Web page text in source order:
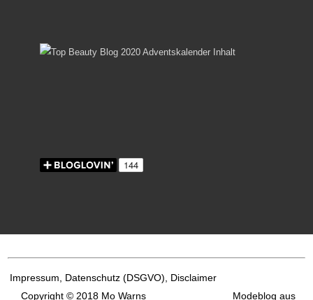
Impressum, Datenschutz (DSGVO), Disclaimer
Copyright © 2018 Mo Warns Modeblog aus